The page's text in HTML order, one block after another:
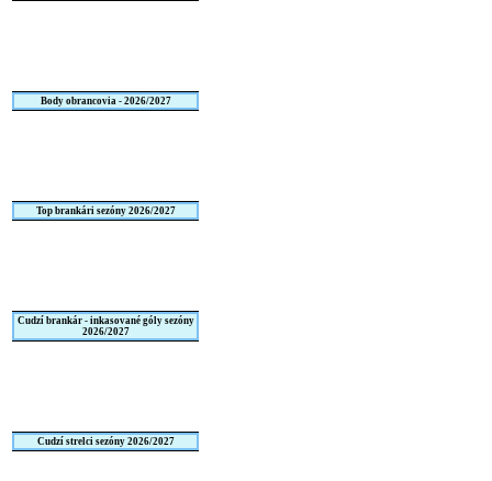
Body obrancovia - 2026/2027
Top brankári sezóny 2026/2027
Cudzí brankár - inkasované góly sezóny
2026/2027
Cudzí strelci sezóny 2026/2027